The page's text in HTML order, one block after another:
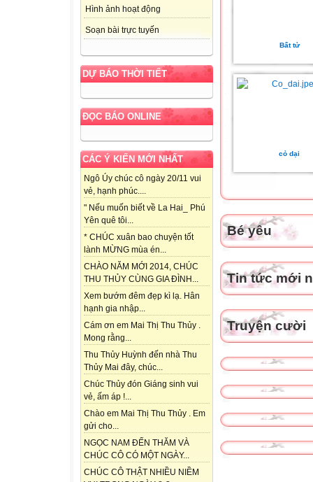
Hình ảnh hoạt động
Soạn bài trực tuyến
DỰ BÁO THỜI TIẾT
ĐỌC BÁO ONLINE
CÁC Ý KIẾN MỚI NHẤT
Ngô Úy chúc cô ngày 20/11 vui
vẻ, hạnh phúc....
" Nếu muốn biết về La Hai_ Phú
Yên quê tôi...
* CHÚC xuân bao chuyện tốt
lành MỪNG mùa én...
CHÀO NĂM MỚI 2014, CHÚC
THU THỦY CÙNG GIA ĐÌNH...
Xem bướm đêm đẹp kì lạ. Hân
hạnh gia nhập...
Cám ơn em Mai Thị Thu Thủy .
Mong rằng...
Thu Thủy Huỳnh đến nhà Thu
Thủy Mai đây, chúc...
Chúc Thủy đón Giáng sinh vui
vẻ, ấm áp !...
Chào em Mai Thị Thu Thủy . Em
gửi cho...
NGỌC NAM ĐẾN THĂM VÀ
CHÚC CÔ CÓ MỘT NGÀY...
CHÚC CÔ THẬT NHIỀU NIỀM
Bất tử
cỏ dại
Bé yêu
Tin tức mới
Truyện cười